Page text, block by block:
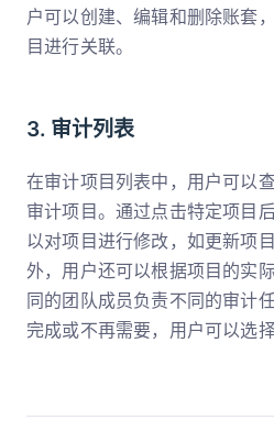
户可以创建、编辑和删除账套
目进行关联。
3. 审计列表
在审计项目列表中，用户可以
审计项目。通过点击特定项目
以对项目进行修改，如更新项
外，用户还可以根据项目的实
同的团队成员负责不同的审计
完成或不再需要，用户可以选